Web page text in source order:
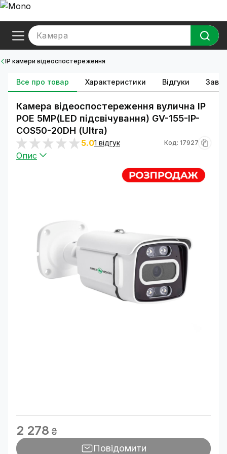
Камера
IP камери відеоспостереження
Все про товар Характеристики Відгуки
Камера відеоспостереження вулична IP
POE 5MP(LED підсвічування) GV-155-IP-
СOS50-20DH (Ultra)
5.01 відгук Код: 17927
Опис
2 278 ₴
Повідомити